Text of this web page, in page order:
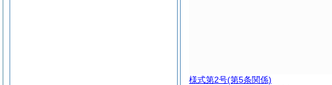
様式第2号(第5条関係)